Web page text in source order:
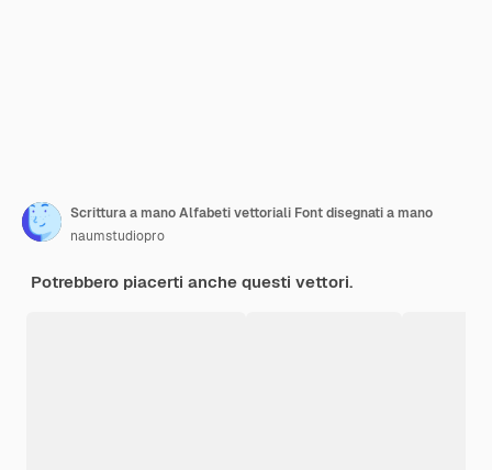
Scrittura a mano Alfabeti vettoriali Font disegnati a mano
naumstudiopro
Potrebbero piacerti anche questi vettori.